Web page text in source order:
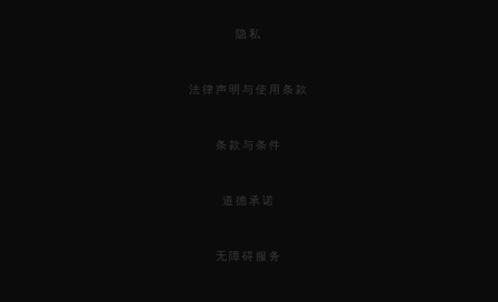
隐私
法律声明与使用条款
条款与条件
道德承诺
无障碍服务